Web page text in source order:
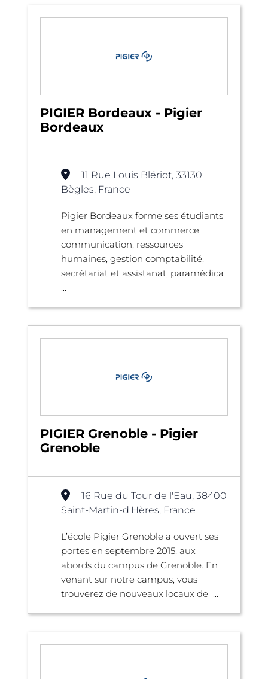
PIGIER Bordeaux - Pigier
Bordeaux
11 Rue Louis Blériot, 33130
Bègles, France
Pigier Bordeaux forme ses étudiants
en management et commerce,
communication, ressources
humaines, gestion comptabilité,
secrétariat et assistanat, paramédica
...
PIGIER Grenoble - Pigier
Grenoble
16 Rue du Tour de l'Eau, 38400
Saint-Martin-d'Hères, France
L’école Pigier Grenoble a ouvert ses
portes en septembre 2015, aux
abords du campus de Grenoble. En
venant sur notre campus, vous
trouverez de nouveaux locaux de ...